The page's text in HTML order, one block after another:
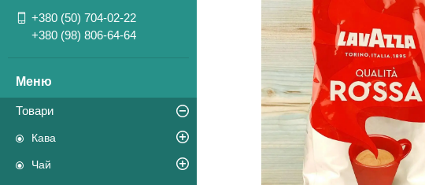
+380 (50) 704-02-22
+380 (98) 806-64-64
Товари
Кава
Чай